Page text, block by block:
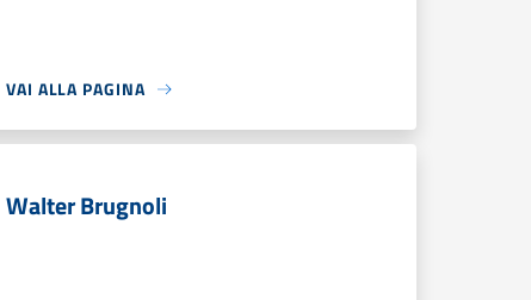
VAI ALLA PAGINA
Walter Brugnoli